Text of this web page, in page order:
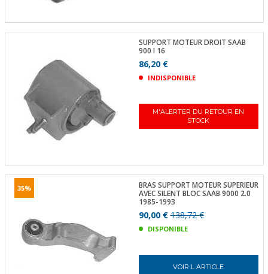
SUPPORT MOTEUR DROIT SAAB
900 I 16
86,20 €
INDISPONIBLE
M'ALERTER DU RETOUR EN
STOCK
35%
BRAS SUPPORT MOTEUR SUPERIEUR
AVEC SILENT BLOC SAAB 9000 2.0
1985-1993
90,00 €138,72 €
DISPONIBLE
VOIR L ARTICLE